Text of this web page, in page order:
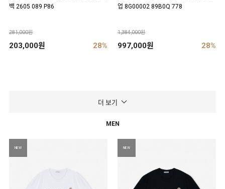
백 2605 089 P86
281,000원
203,000원 28%
업 8G00002 89B0Q 778
1,384,000원
997,000원 28%
더 보기
MEN
NEW NEW